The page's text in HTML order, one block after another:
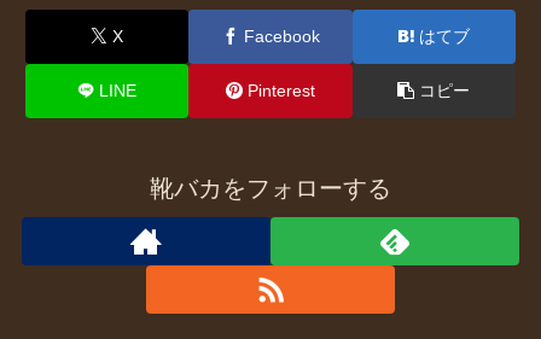
X Facebook はてブ
LINE Pinterest コピー
靴バカをフォローする